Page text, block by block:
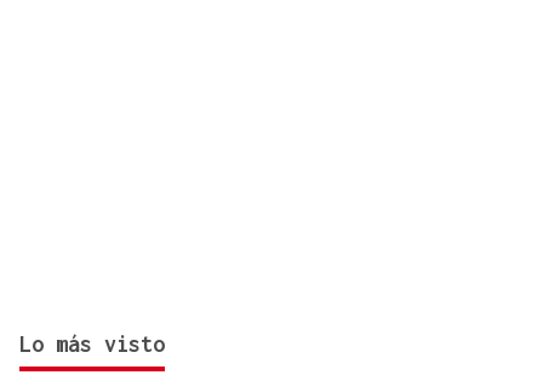
Lo más visto